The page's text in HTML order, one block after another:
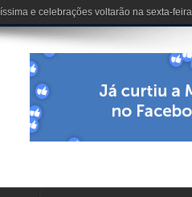
um trabalho extraordinário no Clube dos 50